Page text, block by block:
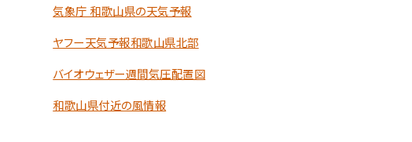
気象庁 和歌山県の天気予報
ヤフー天気予報和歌山県北部
バイオウェザー週間気圧配置図
和歌山県付近の風情報